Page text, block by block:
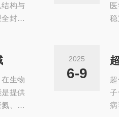
构与
封闭
医用
要...
生物
提供
、干
2025
6-9